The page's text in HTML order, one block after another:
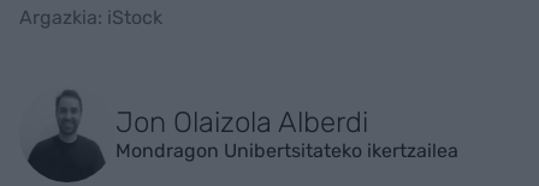
Argazkia: iStock
Jon Olaizola Alberdi
Mondragon Unibertsitateko ikertzailea